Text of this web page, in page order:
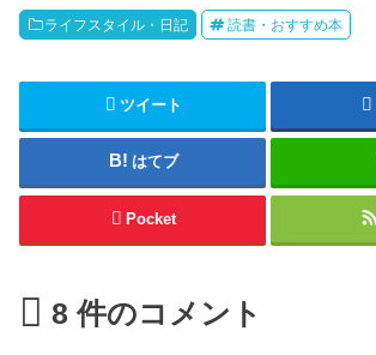
ライフスタイル・日記 読書・おすすめ本
ツイート
はてブ
Pocket
8 件のコメント